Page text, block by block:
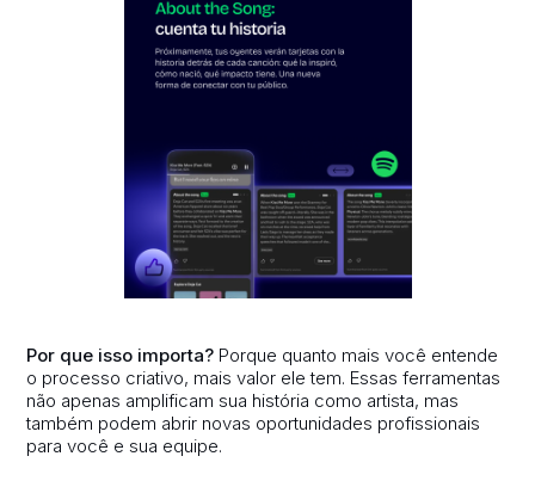
Por que isso importa? Porque quanto mais você entende
o processo criativo, mais valor ele tem. Essas ferramentas
não apenas amplificam sua história como artista, mas
também podem abrir novas oportunidades profissionais
para você e sua equipe.